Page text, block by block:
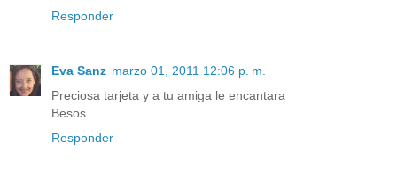
Responder
Eva Sanz marzo 01, 2011 12:06 p. m.
Preciosa tarjeta y a tu amiga le encantara
Besos
Responder